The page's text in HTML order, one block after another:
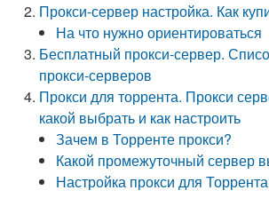
Прокси-сервер настройка. Как
На что нужно ориентироваться
Бесплатный прокси-сервер.
прокси-серверов
Прокси для торрента. Прокси
какой выбрать и как настроить
Зачем в Торренте прокси?
Какой промежуточный сервер
Настройка прокси для Торрента